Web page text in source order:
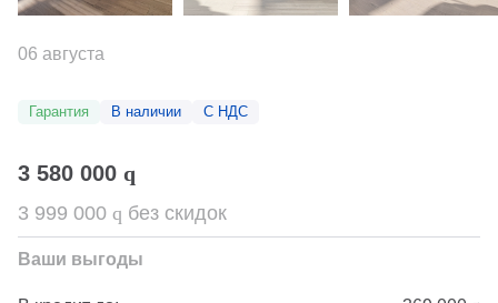
06 августа
Гарантия В наличии С НДС
3 580 000 q
3 999 000 q без скидок
Ваши выгоды